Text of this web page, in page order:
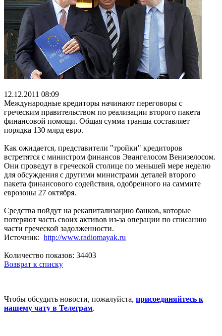
12.12.2011 08:09
Международные кредиторы начинают переговоры с
греческим правительством по реализации второго пакета
финансовой помощи. Общая сумма транша составляет
порядка 130 млрд евро.
Как ожидается, представители "тройки" кредиторов
встретятся с министром финансов Эвангелосом Венизелосом.
Они проведут в греческой столице по меньшей мере неделю
для обсуждения с другими министрами деталей второго
пакета финансового содействия, одобренного на саммите
еврозоны 27 октября.
Средства пойдут на рекапитализацию банков, которые
потеряют часть своих активов из-за операции по списанию
части греческой задолженности.
Источник: http://www.radiomayak.ru
Количество показов: 34403
Возврат к списку
Чтобы обсудить новости, пожалуйста, присоединяйтесь к
нашему чату в Телеграм.